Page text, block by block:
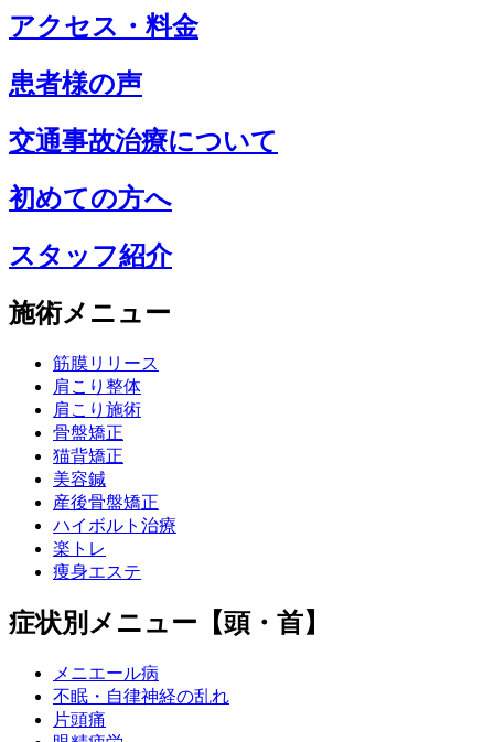
アクセス・料金
患者様の声
交通事故治療について
初めての方へ
スタッフ紹介
施術メニュー
筋膜リリース
肩こり整体
肩こり施術
骨盤矯正
猫背矯正
美容鍼
産後骨盤矯正
ハイボルト治療
楽トレ
痩身エステ
症状別メニュー【頭・首】
メニエール病
不眠・自律神経の乱れ
片頭痛